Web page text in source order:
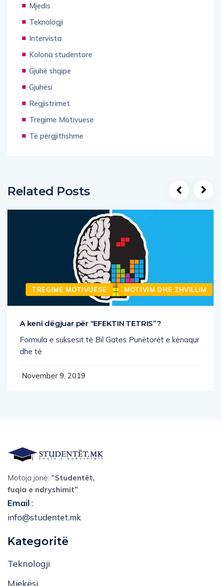
Mjedis
Teknologji
Intervista
Kolona studentore
Gjuhë shqipe
Gjuhësi
Regjistrimet
Tregime Motivuese
Të përgjithshme
Related Posts
TREGIME MOTIVUESE MOTIVIM DHE ZHVILLIM
A keni dëgjuar për “EFEKTIN TETRIS”?
Formula e suksesit të Bil Gates Punëtorët e kënaqur
dhe të
November 9, 2019
Motoja jonë: ”Studentët,
fuqia e ndryshimit”
Email:
info@studentet.mk
Kategoritë
Teknologji
Mjekësi